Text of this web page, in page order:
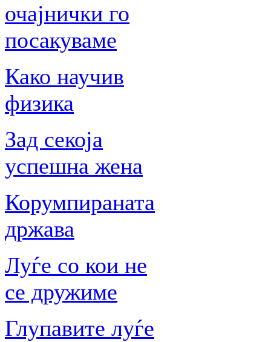
очајнички го
посакуваме
Како научив
физика
Зад секоја
успешна жена
Корумпираната
држава
Луѓе со кои не
се дружиме
Глупавите луѓе